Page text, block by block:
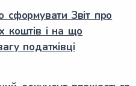
сформувати Звіт про
коштів і на що
податківці